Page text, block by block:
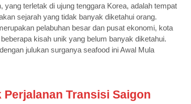
yang terletak di ujung tenggara Korea, adalah tempat
sejarah yang tidak banyak diketahui orang.
pelabuhan besar dan pusat ekonomi, kota
kisah unik yang belum banyak diketahui.
julukan surganya seafood ini Awal Mula
Perjalanan Transisi Saigon
7D5N NEW YEAR SPECIAL
Rp 19.190.000